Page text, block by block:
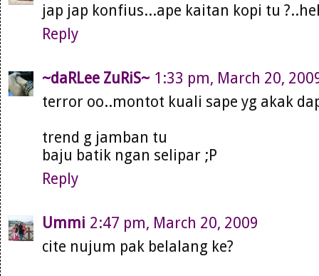
jap jap konfius...ape kaitan kopi tu
Reply
~daRLee ZuRiS~ 1:33 pm, March 20,
terror oo..montot kuali sape yg akak
trend g jamban tu
baju batik ngan selipar ;P
Reply
Ummi 2:47 pm, March 20, 2009
cite nujum pak belalang ke?